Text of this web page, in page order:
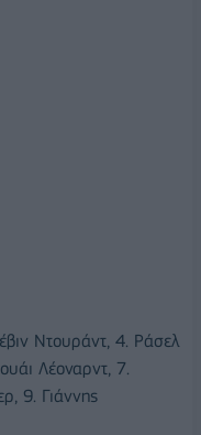
Ντουράντ, 4. Ράσελ
Λέοναρντ, 7.
9. Γιάννης